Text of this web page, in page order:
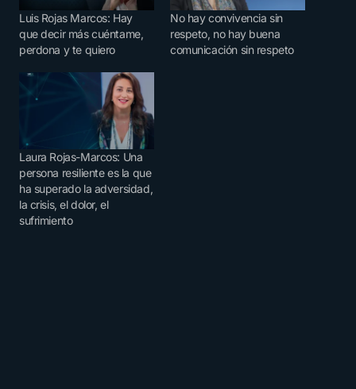
Luis Rojas Marcos: Hay
que decir más cuéntame,
perdona y te quiero
No hay convivencia sin
respeto, no hay buena
comunicación sin respeto
Laura Rojas-Marcos: Una
persona resiliente es la que
ha superado la adversidad,
la crisis, el dolor, el
sufrimiento